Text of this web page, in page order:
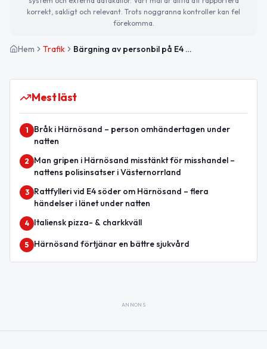
korrekt, sakligt och relevant. Trots noggranna kontroller kan fel
förekomma.
Hem Trafik Bärgning av personbil på E4 mellan Fröland och Härnösands sjukhus avslutad
Mest läst
1
Bråk i Härnösand – person omhändertagen under
natten
2
Man gripen i Härnösand misstänkt för misshandel –
nattens polisinsatser i Västernorrland
3
Rattfylleri vid E4 söder om Härnösand – flera
händelser i länet under natten
4 Italiensk pizza- & charkkväll
5 Härnösand förtjänar en bättre sjukvård
ANNONS